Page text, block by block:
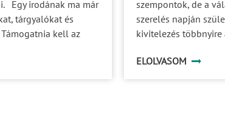
szempontok, de a
szerelés napján
kivitelezés többnyire
gyártmánytervezés,
ELOLVASOM